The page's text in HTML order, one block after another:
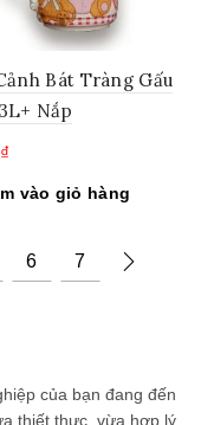
Bát Tràng Gấu
Nắp
₫
vào giỏ hàng
6 7
của bạn đang đến
thiết thực, vừa hợp lý.